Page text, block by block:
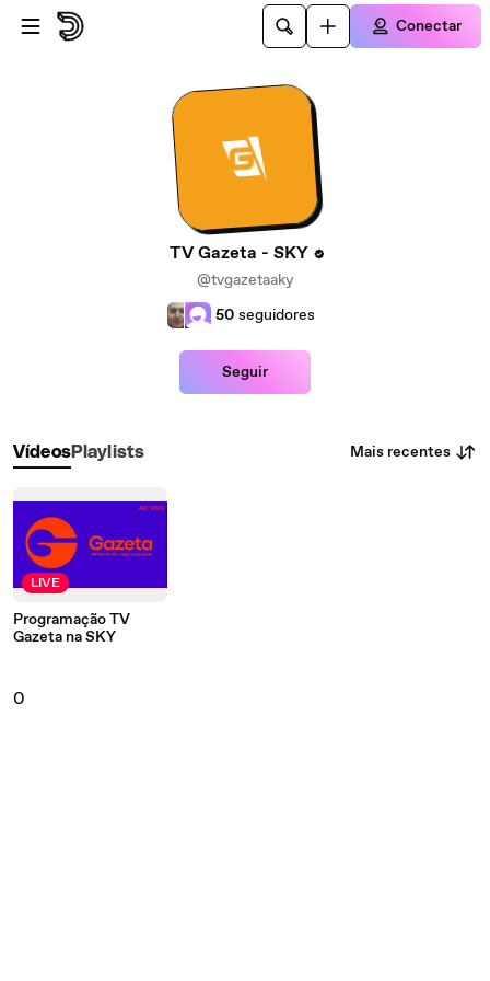
Ir para o conteúdo principal
Conectar
TV Gazeta - SKY
@tvgazetaaky
50 seguidores
Seguir
VídeosPlaylists Mais recentes
LIVE
Programação TV
Gazeta na SKY
0